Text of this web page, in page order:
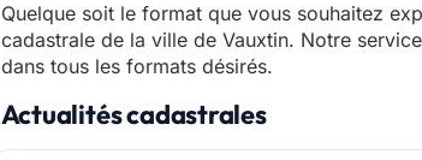
Quelque soit le format que vous souhaitez
cadastrale de la ville de Vauxtin. Notre
dans tous les formats désirés.
Actualités cadastrales